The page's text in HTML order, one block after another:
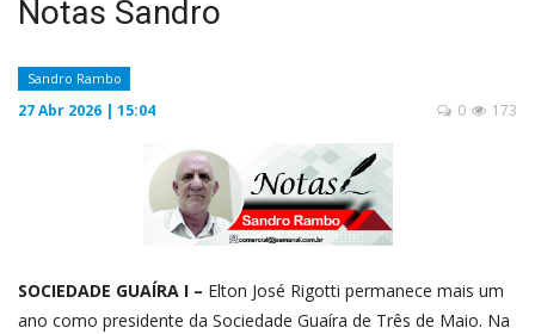
LOGIN
CADASTRAR
JORNAL DIGITAL
Notas Sandro
Sandro Rambo
27 Abr 2026 | 15:04 173
0
SOCIEDADE GUAÍRA I – Elton José Rigotti permanece mais um
ano como presidente da Sociedade Guaíra de Três de Maio. Na